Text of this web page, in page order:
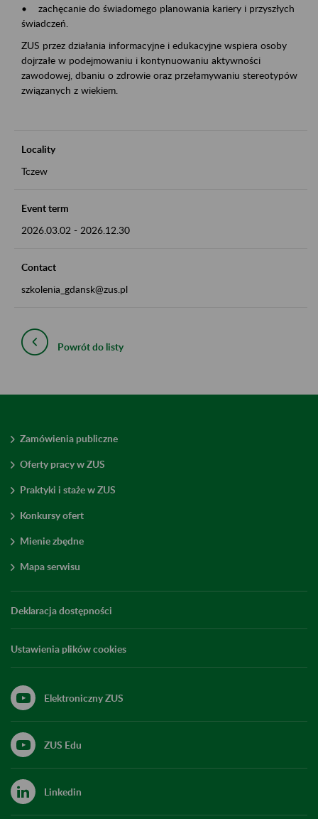
• zachęcanie do świadomego planowania kariery i przyszłych
świadczeń.
ZUS przez działania informacyjne i edukacyjne wspiera osoby
dojrzałe w podejmowaniu i kontynuowaniu aktywności
zawodowej, dbaniu o zdrowie oraz przełamywaniu stereotypów
związanych z wiekiem.
Locality
Tczew
Event term
2026.03.02 - 2026.12.30
Contact
szkolenia_gdansk@zus.pl
Powrót do listy
Zamówienia publiczne
Oferty pracy w ZUS
Praktyki i staże w ZUS
Konkursy ofert
Mienie zbędne
Mapa serwisu
Deklaracja dostępności
Ustawienia plików cookies
Elektroniczny ZUS
ZUS Edu
Linkedin